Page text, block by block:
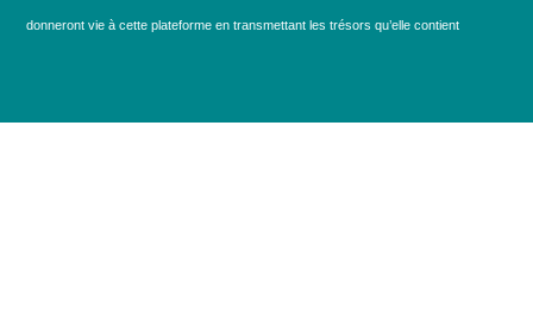
donneront vie à cette plateforme en transmettant les trésors qu’elle contient